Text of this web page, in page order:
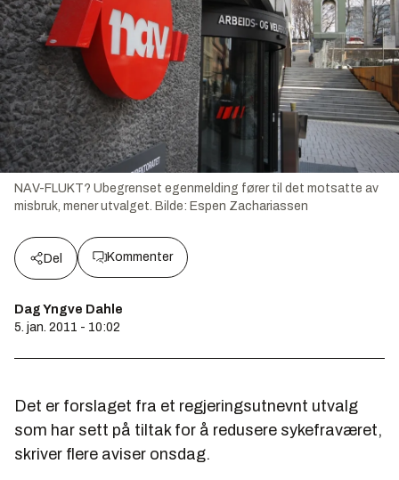
NAV-FLUKT? Ubegrenset egenmelding fører til det motsatte av
misbruk, mener utvalget. Bilde: Espen Zachariassen
Del Kommenter
Dag Yngve Dahle
5. jan. 2011 - 10:02
Det er forslaget fra et regjeringsutnevnt utvalg
som har sett på tiltak for å redusere sykefraværet,
skriver flere aviser onsdag.